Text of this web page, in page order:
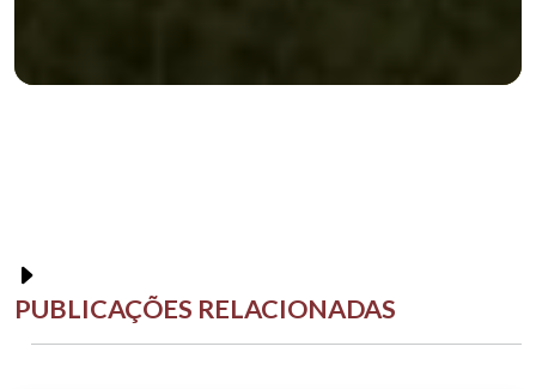
PUBLICAÇÕES RELACIONADAS